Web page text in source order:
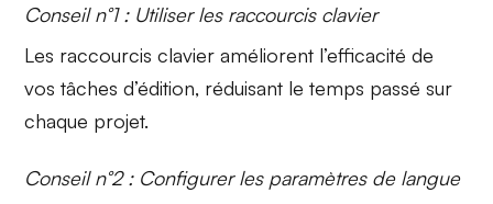
Conseil n°1 : Utiliser les raccourcis clavier
Les raccourcis clavier améliorent l’efficacité de
vos tâches d’édition, réduisant le temps passé sur
chaque projet.
Conseil n°2 : Configurer les paramètres de langue